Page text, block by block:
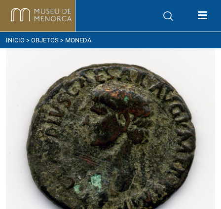
llegar
INICIO > OBJETOS > MONEDA